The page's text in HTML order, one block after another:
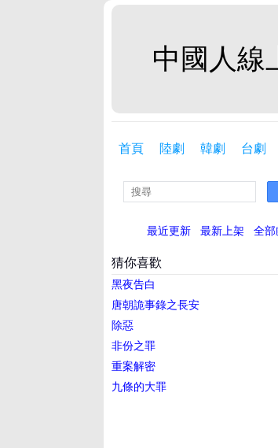
中國人線
首頁 陸劇 韓劇 台劇
最近更新 最新上架 全部
猜你喜歡
黑夜告白
唐朝詭事錄之長安
除惡
非份之罪
重案解密
九條的大罪